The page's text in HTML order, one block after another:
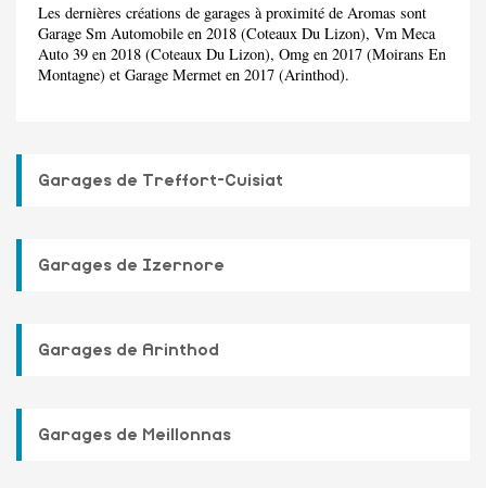
Les dernières créations de garages à proximité de Aromas sont
Garage Sm Automobile en 2018 (Coteaux Du Lizon), Vm Meca
Auto 39 en 2018 (Coteaux Du Lizon), Omg en 2017 (Moirans En
Montagne) et Garage Mermet en 2017 (Arinthod).
Garages de Treffort-Cuisiat
Garages de Izernore
Garages de Arinthod
Garages de Meillonnas